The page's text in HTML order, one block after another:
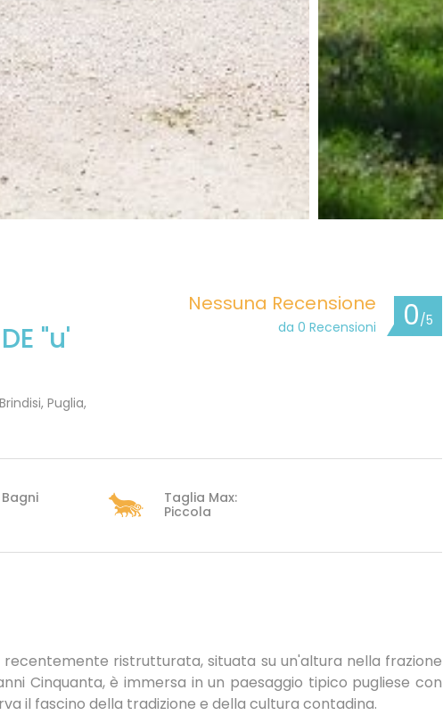
"u'
Puglia,
Nessuna Recensione
da 0 Recensioni 0/5
Bagni
Taglia Max:
Piccola
recentemente ristrutturata, situata su un'altura nella frazione
Cinquanta, è immersa in un paesaggio tipico pugliese con
il fascino della tradizione e della cultura contadina.